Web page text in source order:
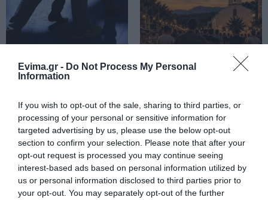
Evima.gr - Do Not Process My Personal
Information
If you wish to opt-out of the sale, sharing to third parties, or
processing of your personal or sensitive information for
targeted advertising by us, please use the below opt-out
section to confirm your selection. Please note that after your
opt-out request is processed you may continue seeing
interest-based ads based on personal information utilized by
us or personal information disclosed to third parties prior to
your opt-out. You may separately opt-out of the further
Εορτολόγιο: Ποιοι γιορτάζουν
σήμερα, Δευτέρα 10 Αυγούστου
ρεύματος σήμερα Δευτέρα 10
Αυγούστου
10.08.2026 | 09:00
Μεγάλη φωτιά στον Κουβαρά
Αττικής: Ήχησε το 112, καίει
κοντά σε σπίτια
10.08.2026 | 08:40
στη Χαλκίδα: Άγριος
ξυλοδαρμός στον
συνέβη
Εύβοια: Τι θα γίνει